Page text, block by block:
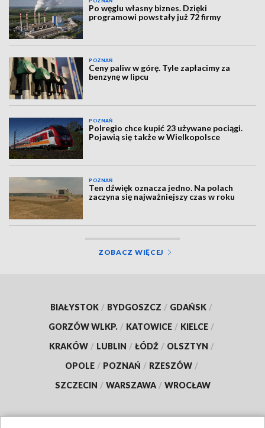
Po węglu własny biznes. Dzięki
programowi powstały już 72 firmy
POZNAŃ
Ceny paliw w górę. Tyle zapłacimy za
benzynę w lipcu
POZNAŃ
Polregio chce kupić 23 używane pociągi.
Pojawią się także w Wielkopolsce
POZNAŃ
Ten dźwięk oznacza jedno. Na polach
zaczyna się najważniejszy czas w roku
ZOBACZ WIĘCEJ
BIAŁYSTOK / BYDGOSZCZ / GDAŃSK /
GORZÓW WLKP. / KATOWICE / KIELCE /
KRAKÓW / LUBLIN / ŁÓDŹ / OLSZTYN /
OPOLE / POZNAŃ / RZESZÓW /
SZCZECIN / WARSZAWA / WROCŁAW